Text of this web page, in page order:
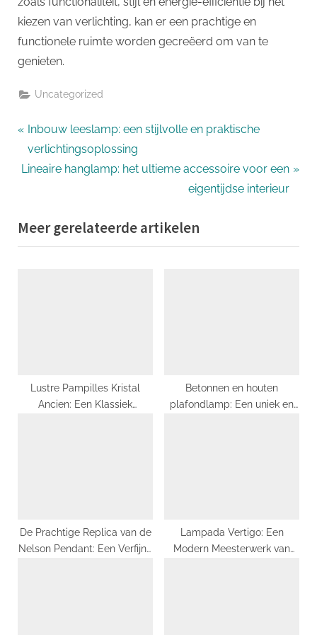
kiezen van verlichting, kan er een prachtige en
functionele ruimte worden gecreëerd om van te
genieten.
Uncategorized
Bericht
navigatie
P
r
e
o
u
Inbouw leeslamp: een stijlvolle en praktische
verlichtingsoplossing
N
t
P
Lineaire hanglamp: het ultieme accessoire voor een
eigentijdse interieur
Meer gerelateerde artikelen
Lustre Pampilles Kristal
Ancien: Een Klassiek
Betonnen en houten
plafondlamp: Een uniek en
De Prachtige Replica van de
Nelson Pendant: Een Verfijnd
Lampada Vertigo: Een
Modern Meesterwerk van